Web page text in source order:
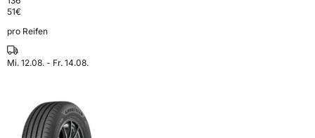
51€
pro Reifen
Mi. 12.08. - Fr. 14.08.